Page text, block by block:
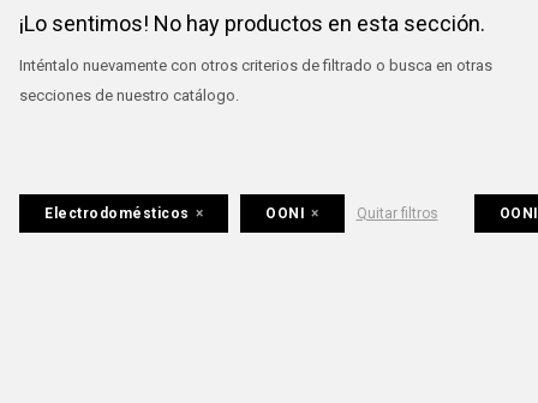
¡Lo sentimos! No hay productos en esta sección.
Inténtalo nuevamente con otros criterios de filtrado o busca en otras
secciones de nuestro catálogo.
Electrodomésticos OONI Quitar filtros OONI